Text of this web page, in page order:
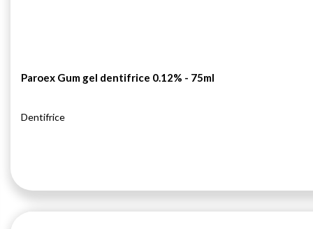
Paroex Gum gel dentifrice 0.12% - 75ml
Dentifrice